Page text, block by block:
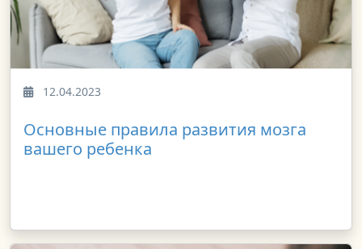
12.04.2023
Основные правила развития мозга
вашего ребенка